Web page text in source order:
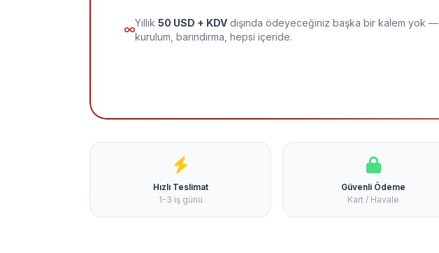
Yıllık 50 USD + KDV dışında ödeyeceğiniz başka bir kalem yok —
kurulum, barındırma, hepsi içeride.
Hızlı Teslimat
1-3 iş günü
Güvenli Ödeme
Kart / Havale